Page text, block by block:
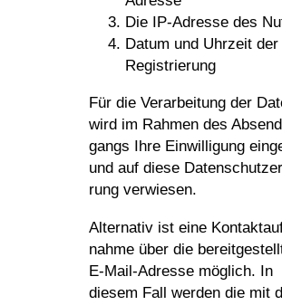
Die IP-Adresse des
Datum und Uhrzeit der
Registrierung
Für die Verar­bei­tung der
wird im Rahmen des
gangs Ihre Einwil­li­gung
und auf diese
rung verwiesen.
Alter­nativ ist eine
nahme über die
E‑Mail-Adresse möglich. In
diesem Fall werden die mit